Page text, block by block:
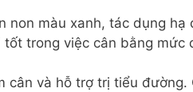
màu xanh, tác dụng
trong việc cân bằng mức
và hỗ trợ trị tiểu